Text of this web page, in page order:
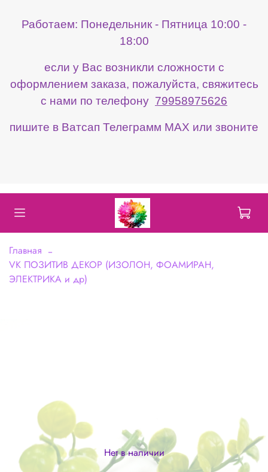
Работаем: Понедельник - Пятница 10:00 -
18:00
если у Вас возникли сложности с
оформлением заказа, пожалуйста, свяжитесь
с нами по телефону 79958975626
пишите в Ватсап Телеграмм МАХ или звоните
Главная
VK ПОЗИТИВ ДЕКОР (ИЗОЛОН, ФОАМИРАН,
ЭЛЕКТРИКА и др)
Нет в наличии